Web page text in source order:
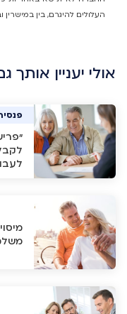
העלולים להיגרם, בין
אולי יעניין אותך